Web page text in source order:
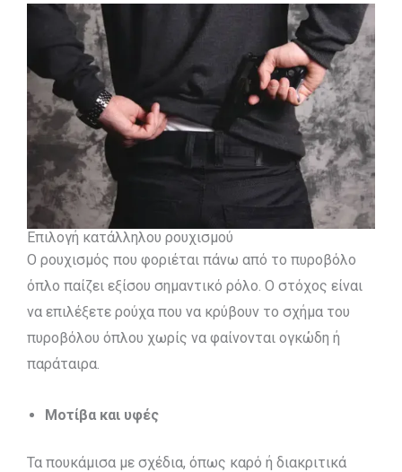
Επιλογή κατάλληλου ρουχισμού
Ο ρουχισμός που φοριέται πάνω από το πυροβόλο
όπλο παίζει εξίσου σημαντικό ρόλο. Ο στόχος είναι
να επιλέξετε ρούχα που να κρύβουν το σχήμα του
πυροβόλου όπλου χωρίς να φαίνονται ογκώδη ή
παράταιρα.
Μοτίβα και υφές
Τα πουκάμισα με σχέδια, όπως καρό ή διακριτικά